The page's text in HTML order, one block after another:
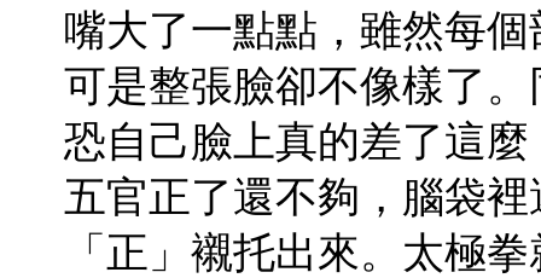
嘴大了一點點，雖然每
可是整張臉卻不像樣了
恐自己臉上真的差了這
五官正了還不夠，腦袋
「正」襯托出來。太極